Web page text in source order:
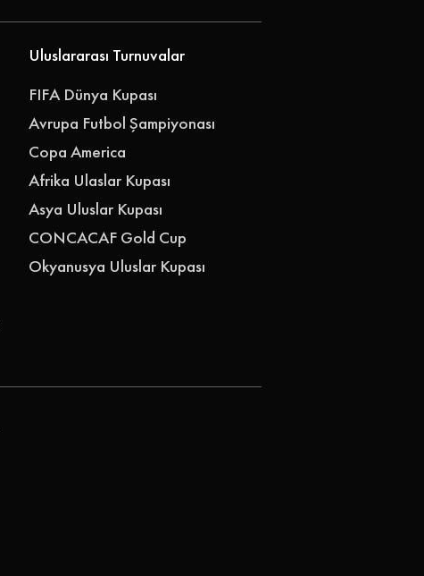
Uluslararası Turnuvalar
FIFA Dünya Kupası
Avrupa Futbol Şampiyonası
Copa America
Afrika Ulaslar Kupası
Asya Uluslar Kupası
CONCACAF Gold Cup
Okyanusya Uluslar Kupası